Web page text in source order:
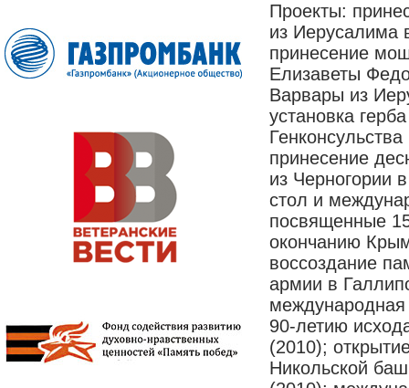
Проекты:
из Иерусалима
принесение
Елизаветы
Варвары из
установка
принесение
из Черногории
стол и
посвященные
окончанию
воссоздание
армии в
90-летию
(2010);
Никольской